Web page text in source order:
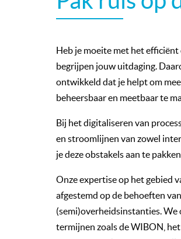
Heb je moeite met het
begrijpen jouw uitdaging.
ontwikkeld dat je helpt om
beheersbaar en meetbaar te
Bij het digitaliseren van
en stroomlijnen van zowel
je deze obstakels aan te
Onze expertise op het gebied
afgestemd op de behoeften
(semi)overheidsinstanties.
termijnen zoals de WIBON,